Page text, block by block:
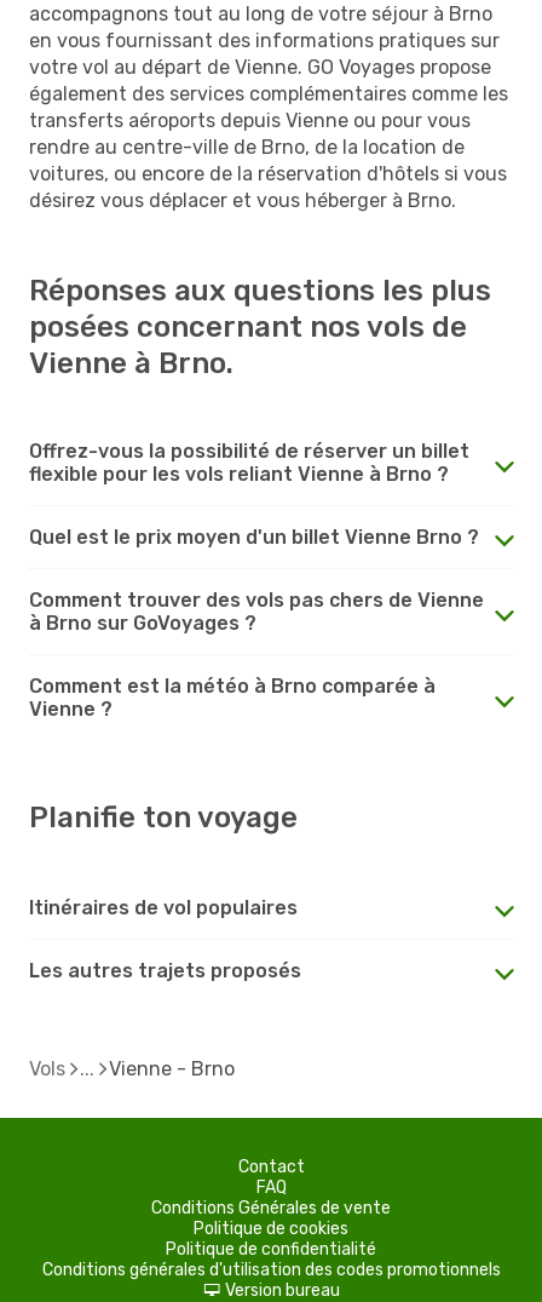
accompagnons tout au long de votre séjour à Brno
en vous fournissant des informations pratiques sur
votre vol au départ de Vienne. GO Voyages propose
également des services complémentaires comme les
transferts aéroports depuis Vienne ou pour vous
rendre au centre-ville de Brno, de la location de
voitures, ou encore de la réservation d'hôtels si vous
désirez vous déplacer et vous héberger à Brno.
Réponses aux questions les plus
posées concernant nos vols de
Vienne à Brno.
Offrez-vous la possibilité de réserver un billet
flexible pour les vols reliant Vienne à Brno ?
Quel est le prix moyen d'un billet Vienne Brno ?
Comment trouver des vols pas chers de Vienne
à Brno sur GoVoyages ?
Comment est la météo à Brno comparée à
Vienne ?
Planifie ton voyage
Itinéraires de vol populaires
Les autres trajets proposés
Vols Vienne - Brno
Contact
FAQ
Conditions Générales de vente
Politique de cookies
Politique de confidentialité
Conditions générales d'utilisation des codes promotionnels
d Version bureau